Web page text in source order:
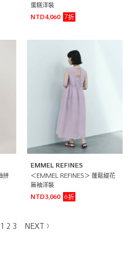
蛋糕洋裝
NTD4,060
7折
拼
EMMEL REFINES
＜EMMEL REFINES＞ 蓬鬆緹花
無袖洋裝
NTD3,060
6折
1 2 3 NEXT